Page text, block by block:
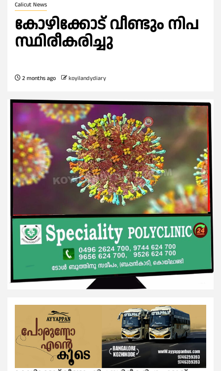
Calicut News
കോഴിക്കോട് വീണ്ടും നിപ
സ്ഥിരീകരിച്ചു
2 months ago koyilandydiary